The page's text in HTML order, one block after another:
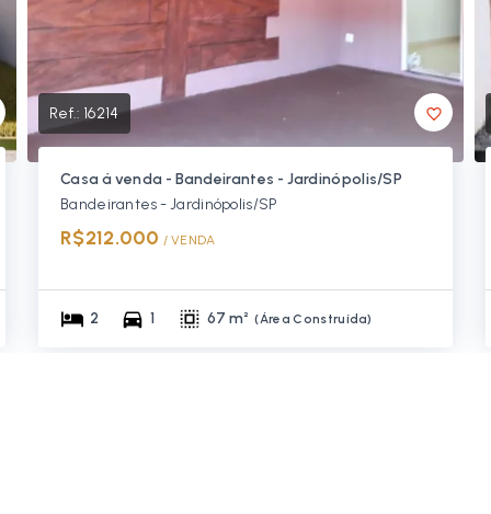
Ref.: 16214
Casa á venda - Bandeirantes - Jardinópolis/SP
Bandeirantes - Jardinópolis/SP
R$212.000 / VENDA
2 1 67 m² (Área Construída)